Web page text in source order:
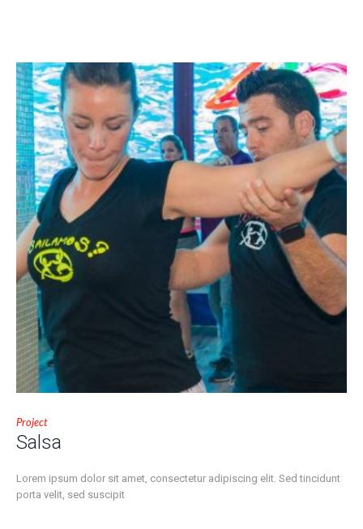
Project
Salsa
Lorem ipsum dolor sit amet, consectetur adipiscing elit. Sed tincidunt
porta velit, sed suscipit